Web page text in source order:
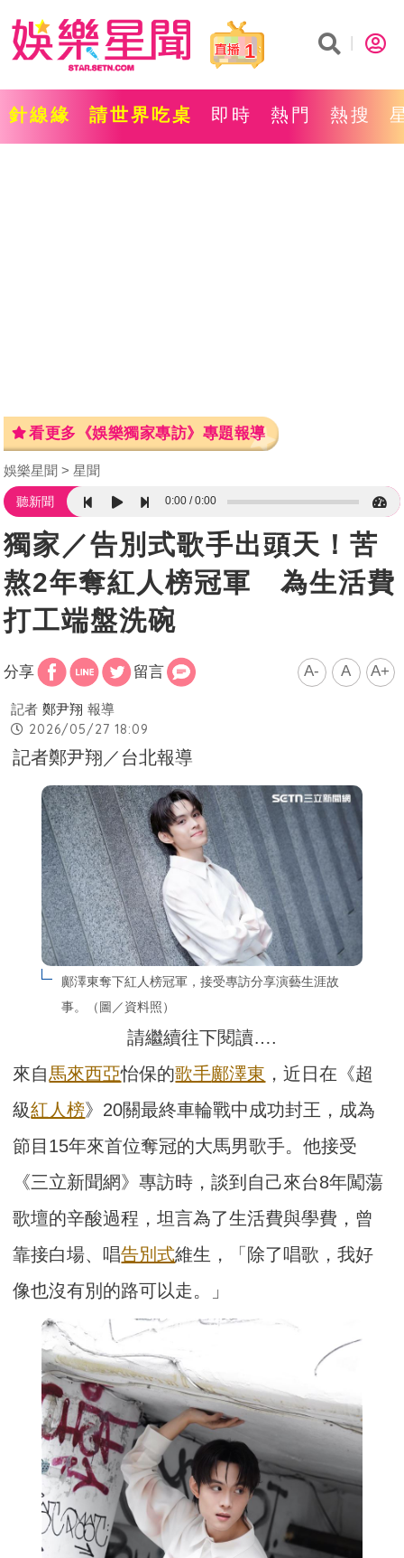
1
針線緣 請世界吃桌 即時 熱門 熱搜
看更多《娛樂獨家專訪》專題報導
娛樂星聞 星聞
聽新聞 0:00 0:00
獨家／告別式歌手出頭天！苦
熬2年奪紅人榜冠軍 為生活費
打工端盤洗碗
分享 留言 A- A A+
記者 鄭尹翔 報導
2026/05/27 18:09
記者鄭尹翔／台北報導
鄺澤東奪下紅人榜冠軍，接受專訪分享演藝生涯故
事。（圖／資料照）
請繼續往下閱讀….
來自馬來西亞怡保的歌手鄺澤東 ，近日在《超
級紅人榜》20關最終車輪戰中成功封王，成為
節目15年來首位奪冠的大馬男歌手。他接受
《三立新聞網》專訪時，談到自己來台8年闖蕩
歌壇的辛酸過程，坦言為了生活費與學費，曾
靠接白場、唱告別式維生，「除了唱歌，我好
像也沒有別的路可以走。」